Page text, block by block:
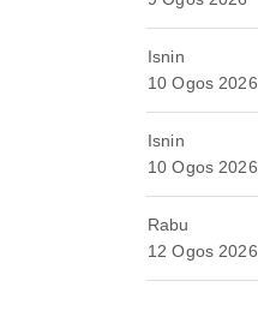
Isnin
10 Ogos 2026
Isnin
10 Ogos 2026
Rabu
12 Ogos 2026